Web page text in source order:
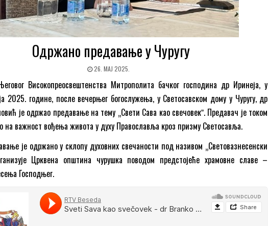
Одржано предавање у Чуругу
26. МАЈ 2025.
Високопреосвештенства Митрополита бачког господина др Иринеја, у
2025. године, после вечерњег богослужења, у Светосавском дому у Чуругу, др
је одржао предавање на тему „Свети Сава као свечовекˮ. Предавач је током
на важност вођења живота у духу Православља кроз призму Светосавља.
је одржано у склопу духовних свечаности под називом „Световазнесенски
Црквена општина чурушка поводом предстојеће храмовне славе –
Господњег.